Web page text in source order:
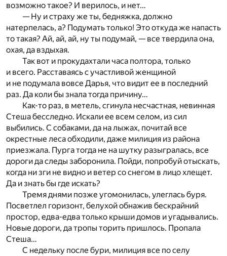
возможно такое? И верилось, и нет…
— Ну и страху же ты, бедняжка, должно
натерпелась, а? Подумать только! Это откуда же напасть
то такая? Ай, ай, ай, ну ты подумай, — все твердила она,
охая, да вздыхая.
Так вот и прокудахтали часа полтора, только
и всего. Расставаясь с участливой женщиной
и не подумала вовсе Дарья, что видит ее в последний
раз. Да коли бы знала тогда причину…
Как-то раз, в метель, сгинула несчастная, невинная
Стеша бесследно. Искали ее всем селом, из сил
выбились. С собаками, да на лыжах, почитай все
окрестные леса обходили, даже милиция из района
приезжала. Пурга тогда не на шутку разыгралась, все
дороги да следы заборонила. Пойди, попробуй отыскать,
когда ни зги не видно и ветер со снегом в лицо хлещет.
Да и знать бы где искать?
Тремя днями позже угомонилась, улеглась буря.
Посветлел горизонт, белухой обнажив бескрайний
простор, едва-едва только крыши домов и угадывались.
Новые дороги, да тропы торить пришлось. Пропала
Стеша…
С недельку после бури, милиция все по селу